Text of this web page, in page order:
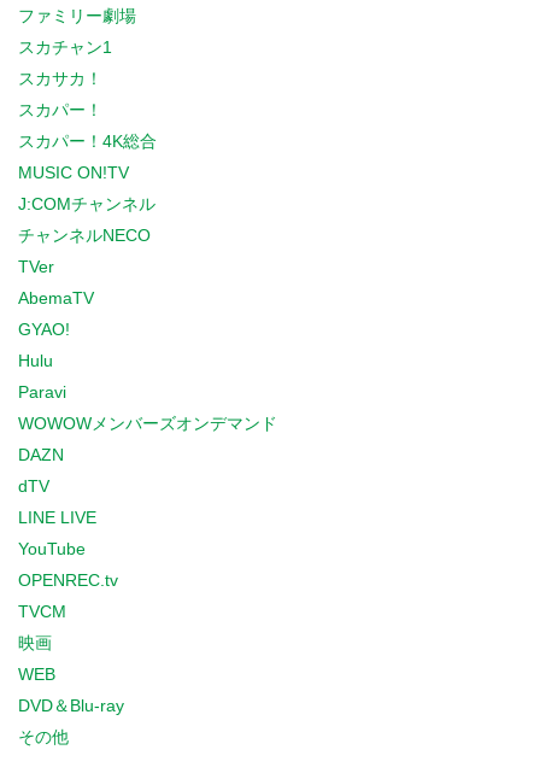
ファミリー劇場
スカチャン1
スカサカ！
スカパー！
スカパー！4K総合
MUSIC ON!TV
J:COMチャンネル
チャンネルNECO
TVer
AbemaTV
GYAO!
Hulu
Paravi
WOWOWメンバーズオンデマンド
DAZN
dTV
LINE LIVE
YouTube
OPENREC.tv
TVCM
映画
WEB
DVD＆Blu-ray
その他